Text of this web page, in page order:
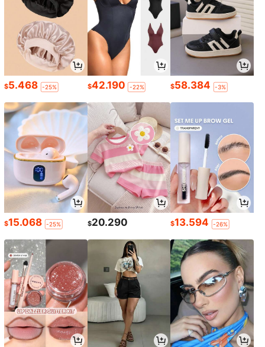
$5.468 -25% $42.190 -22% $58.384 -3%
$15.068 -25% $20.290 $13.594 -26%